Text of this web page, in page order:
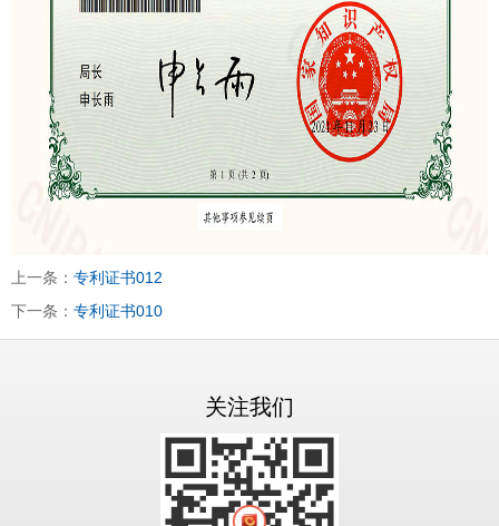
上一条： 专利证书012
下一条： 专利证书010
关注我们